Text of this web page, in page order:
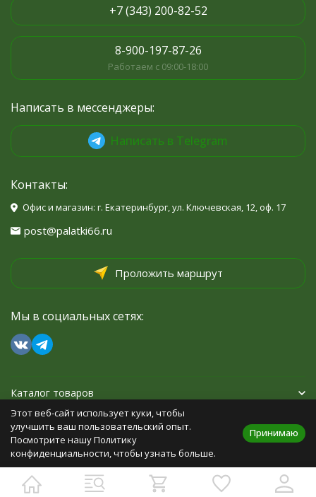
+7 (343) 200-82-52
8-900-197-87-26
Работаем с 09:00-18:00
Написать в мессенджеры:
Написать в Telegram
Контакты:
Офис и магазин: г. Екатеринбург, ул. Ключевская, 12, оф. 17
post@palatki66.ru
Проложить маршрут
Мы в социальных сетях:
Каталог товаров
Помощь
Политика персональных данных
Этот веб-сайт использует куки, чтобы
улучшить ваш пользовательский опыт.
Посмотрите нашу Политику
конфиденциальности, чтобы узнать больше.
Принимаю